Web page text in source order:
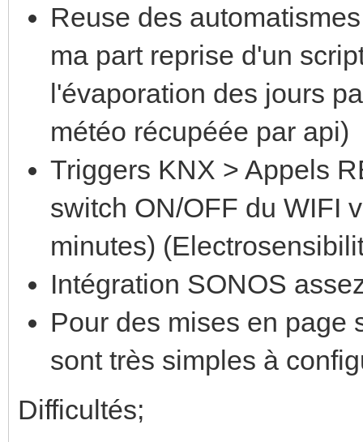
Reuse des
ma part reprise d'un
l'évaporation des jours
météo récupéée par api)
Triggers KNX > Appels
switch ON/OFF du WIFI
minutes)
Intégration SONOS
Pour des mises en page
sont très simples à
Difficultés;